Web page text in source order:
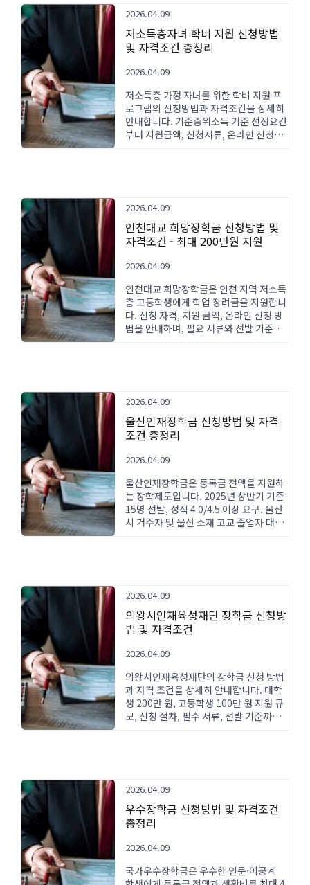
2026.04.09
저소득층자녀 학비 지원 신청방법
및 자격조건 총정리
2026.04.09
저소득층 가정 자녀를 위한 학비 지원 프
로그램의 신청방법과 자격조건을 상세히
안내합니다. 기준중위소득 기준 선정요건
부터 지원금액, 신청서류, 온라인 신청절
2026.04.09
인천대교 희망장학금 신청방법 및
자격조건 - 최대 200만원 지원
2026.04.09
인천대교 희망장학금은 인천 지역 저소득
층 고등학생에게 학업 장려금을 지원합니
다. 신청 자격, 지원 금액, 온라인 신청 방
법을 안내하며, 필요 서류와 선발 기준을
2026.04.09
울산인재장학금 신청방법 및 자격
조건 총정리
2026.04.09
울산인재장학금은 등록금 전액을 지원하
는 장학제도입니다. 2025년 상반기 기준
15명 선발, 성적 4.0/4.5 이상 요구. 울산
시 거주자 및 울산 소재 고교 졸업자 대상
2026.04.09
의왕시인재육성재단 장학금 신청방
법 및 자격조건
2026.04.09
의왕시인재육성재단의 장학금 신청 방법
과 자격 조건을 상세히 안내합니다. 대학
생 200만 원, 고등학생 100만 원 지원 규
모, 신청 절차, 필수 서류, 선발 기준까지
2026.04.09
우수장학금 신청방법 및 자격조건
총정리
2026.04.09
국가우수장학금은 우수한 인문·이공계